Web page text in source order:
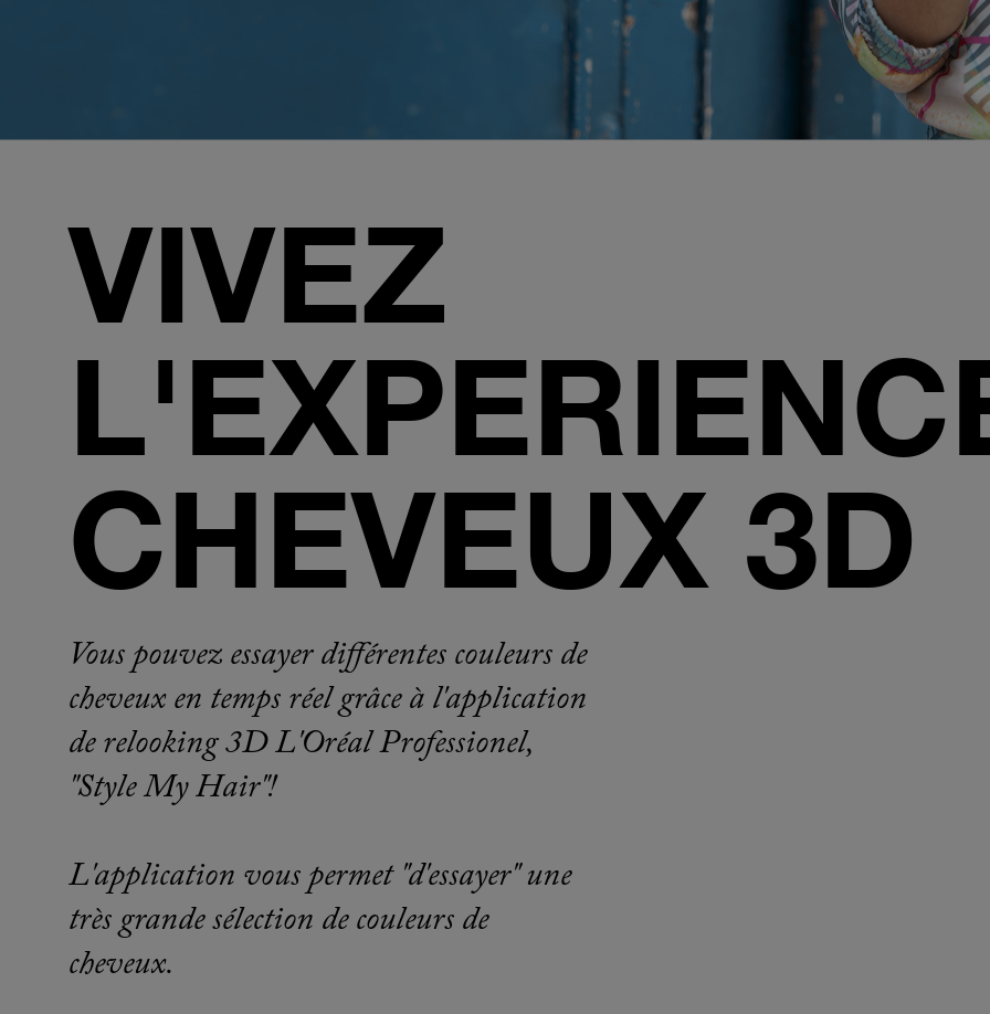
VIVEZ
CHEVEUX 3D
Vous pouvez essayer différentes couleurs de
cheveux en temps réel grâce à l'application
de relooking 3D L'Oréal Professionel,
"Style My Hair"!
L'application vous permet "d'essayer" une
très grande sélection de couleurs de
cheveux.